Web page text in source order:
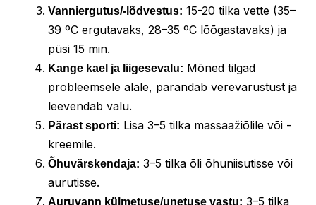
Vanniergutus/-lõdvestus: 15-20 tilka vette (35–
39 ºC ergutavaks, 28–35 ºC lõõgastavaks) ja
püsi 15 min.
Kange kael ja liigesevalu: Mõned tilgad
probleemsele alale, parandab verevarustust ja
leevendab valu.
Pärast sporti: Lisa 3–5 tilka massaažiõlile või -
kreemile.
Õhuvärskendaja: 3–5 tilka õli õhuniisutisse või
aurutisse.
Auruvann külmetuse/unetuse vastu: 3–5 tilka